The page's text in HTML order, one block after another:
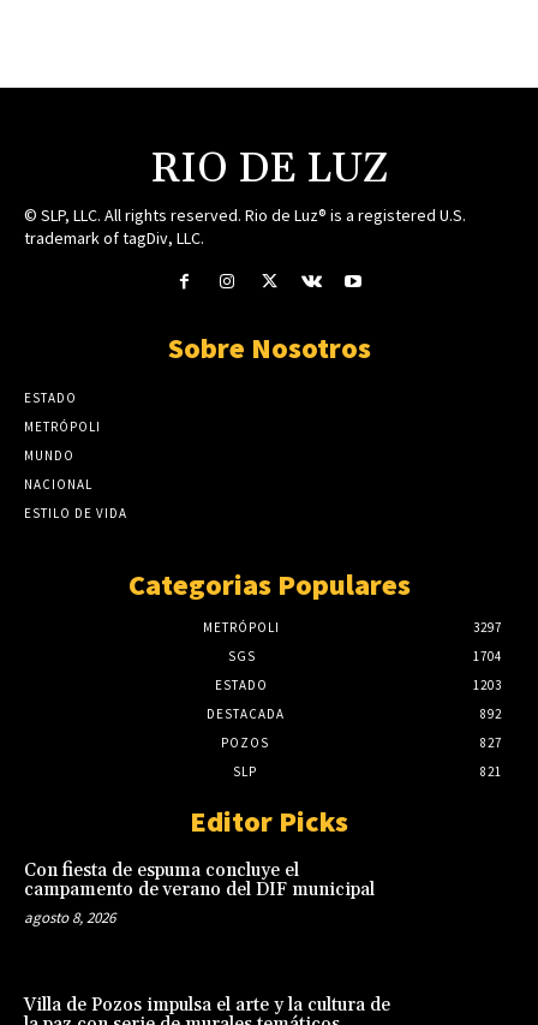
RIO DE LUZ
© SLP, LLC. All rights reserved. Rio de Luz® is a registered U.S.
trademark of tagDiv, LLC.
Sobre Nosotros
ESTADO
METRÓPOLI
MUNDO
NACIONAL
ESTILO DE VIDA
Categorias Populares
METRÓPOLI
3297
SGS
1704
ESTADO
1203
DESTACADA
892
POZOS
827
SLP
821
Editor Picks
Con fiesta de espuma concluye el
campamento de verano del DIF municipal
agosto 8, 2026
Villa de Pozos impulsa el arte y la cultura de